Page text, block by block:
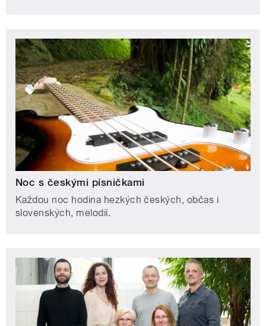
Noc s českými písničkami
Každou noc hodina hezkých českých, občas i
slovenských, melodií.